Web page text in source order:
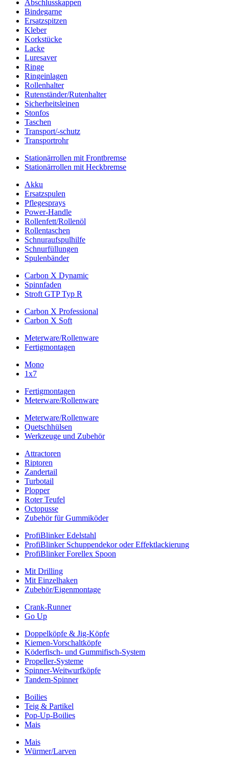
Abschlusskappen
Bindegarne
Ersatzspitzen
Kleber
Korkstücke
Lacke
Luresaver
Ringe
Ringeinlagen
Rollenhalter
Rutenständer/Rutenhalter
Sicherheitsleinen
Stonfos
Taschen
Transport/-schutz
Transportrohr
Stationärrollen mit Frontbremse
Stationärrollen mit Heckbremse
Akku
Ersatzspulen
Pflegesprays
Power-Handle
Rollenfett/Rollenöl
Rollentaschen
Schnuraufspulhilfe
Schnurfüllungen
Spulenbänder
Carbon X Dynamic
Spinnfaden
Stroft GTP Typ R
Carbon X Professional
Carbon X Soft
Meterware/Rollenware
Fertigmontagen
Mono
1x7
Fertigmontagen
Meterware/Rollenware
Meterware/Rollenware
Quetschhülsen
Werkzeuge und Zubehör
Attractoren
Riptoren
Zandertail
Turbotail
Plopper
Roter Teufel
Octopusse
Zubehör für Gummiköder
ProfiBlinker Edelstahl
ProfiBlinker Schuppendekor oder Effektlackierung
ProfiBlinker Forellex Spoon
Mit Drilling
Mit Einzelhaken
Zubehör/Eigenmontage
Crank-Runner
Go Up
Doppelköpfe & Jig-Köpfe
Kiemen-Vorschaltköpfe
Köderfisch- und Gummifisch-System
Propeller-Systeme
Spinner-Weitwurfköpfe
Tandem-Spinner
Boilies
Teig & Partikel
Pop-Up-Boilies
Mais
Mais
Würmer/Larven